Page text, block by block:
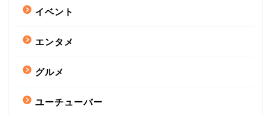
イベント
エンタメ
グルメ
ユーチューバー